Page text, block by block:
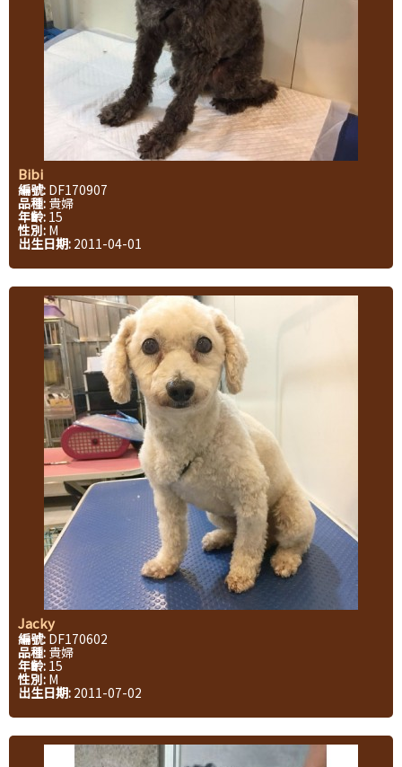
Bibi
編號: DF170907
品種: 貴婦
年齡: 15
性別: M
出生日期: 2011-04-01
Jacky
編號: DF170602
品種: 貴婦
年齡: 15
性別: M
出生日期: 2011-07-02